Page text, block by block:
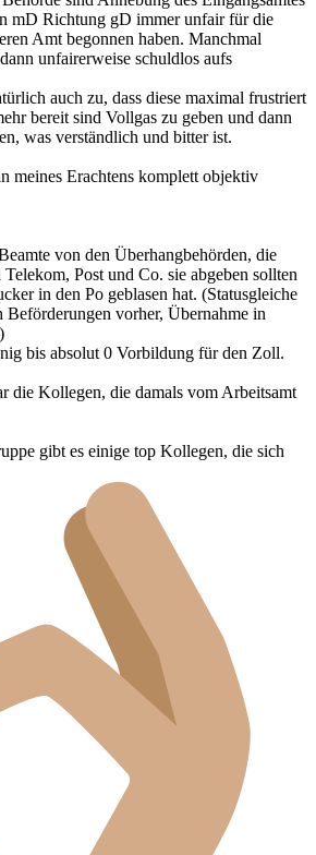
mD Richtung gD immer unfair für die
Amt begonnen haben. Manchmal
unfairerweise schuldlos aufs
auch zu, dass diese maximal frustriert
bereit sind Vollgas zu geben und dann
was verständlich und bitter ist.
meines Erachtens komplett objektiv
von den Überhangbehörden, die
Post und Co. sie abgeben sollten
in den Po geblasen hat. (Statusgleiche
Beförderungen vorher, Übernahme in
bis absolut 0 Vorbildung für den Zoll.
die Kollegen, die damals vom Arbeitsamt
gibt es einige top Kollegen, die sich